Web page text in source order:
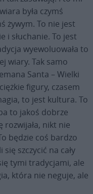
była czymś
żywym. To nie jest
i słuchanie. To jest
wyewoluowała to
wiary. Tak samo
Santa – Wielki
figury, czasem
to jest kultura. To
to jakoś dobrze
rozwijała, nikt nie
będzie coś bardzo
szczycić na cały
tymi tradycjami, ale
która nie neguje, ale